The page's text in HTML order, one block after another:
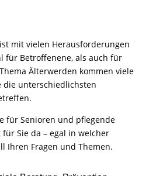
mit vielen Herausforderungen
für Betroffenene, als auch für
Älterwerden kommen viele
die unterschiedlichsten
für Senioren und pflegende
für Sie da – egal in welcher
Ihren Fragen und Themen.